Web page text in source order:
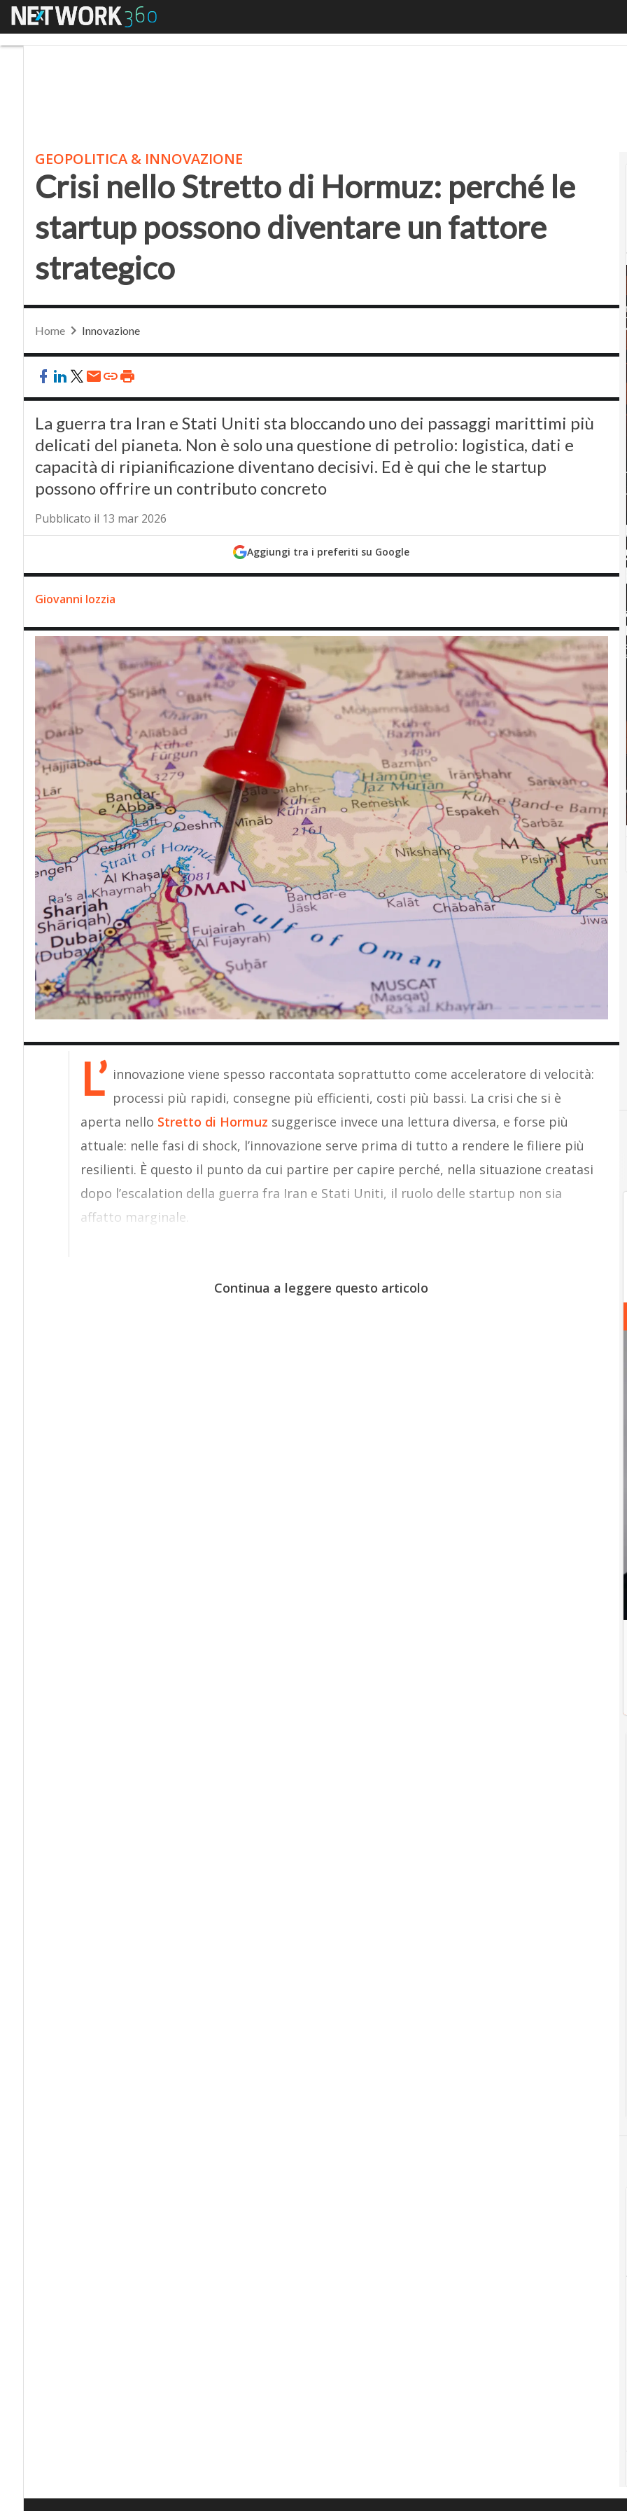
Menu
GEOPOLITICA & INNOVAZIONE
Crisi nello Stretto di Hormuz: perché le
startup possono diventare un fattore
strategico
Home Innovazione
La guerra tra Iran e Stati Uniti sta bloccando uno dei passaggi marittimi più
delicati del pianeta. Non è solo una questione di petrolio: logistica, dati e
capacità di ripianificazione diventano decisivi. Ed è qui che le startup
possono offrire un contributo concreto
Pubblicato il 13 mar 2026
Aggiungi tra i preferiti su Google
Giovanni Iozzia
L’ innovazione viene spesso raccontata soprattutto come acceleratore di velocità:
processi più rapidi, consegne più efficienti, costi più bassi. La crisi che si è
aperta nello Stretto di Hormuz suggerisce invece una lettura diversa, e forse più
attuale: nelle fasi di shock, l’innovazione serve prima di tutto a rendere le filiere più
resilienti. È questo il punto da cui partire per capire perché, nella situazione creatasi
dopo l’escalation della guerra fra Iran e Stati Uniti, il ruolo delle startup non sia
affatto marginale.
Continua a leggere questo articolo